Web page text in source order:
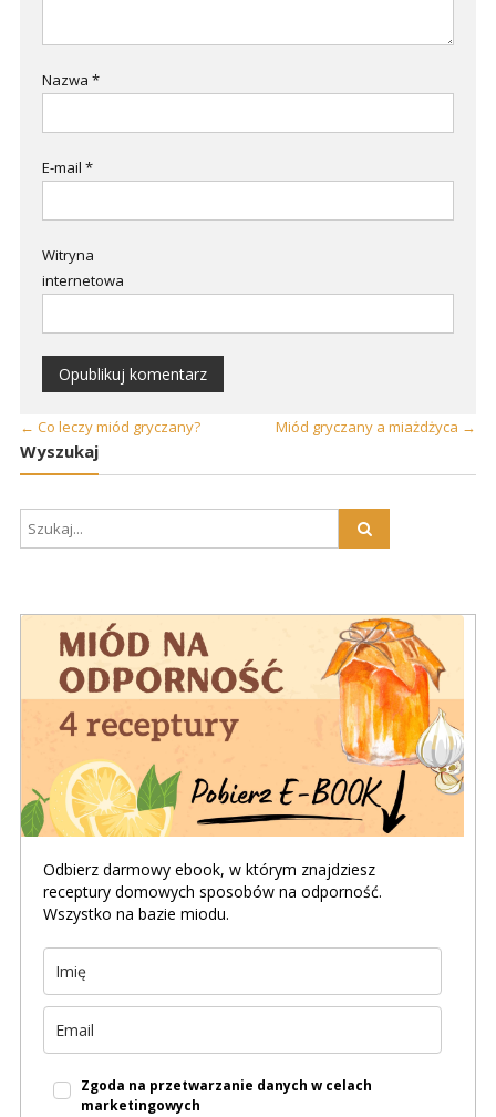
Nazwa *
E-mail *
Witryna
internetowa
← Co leczy miód gryczany? Miód gryczany a miażdżyca →
Wyszukaj
Odbierz darmowy ebook, w którym znajdziesz
receptury domowych sposobów na odporność.
Wszystko na bazie miodu.
Zgoda na przetwarzanie danych w celach
marketingowych